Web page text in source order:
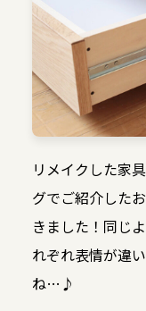
リメイクした家
グでご紹介した
きました！同じ
れぞれ表情が違
ね…♪